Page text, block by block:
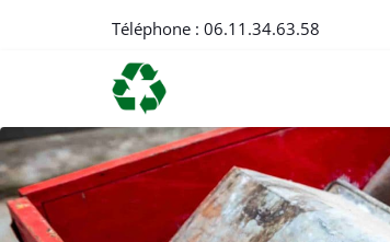
Téléphone : 06.11.34.63.58